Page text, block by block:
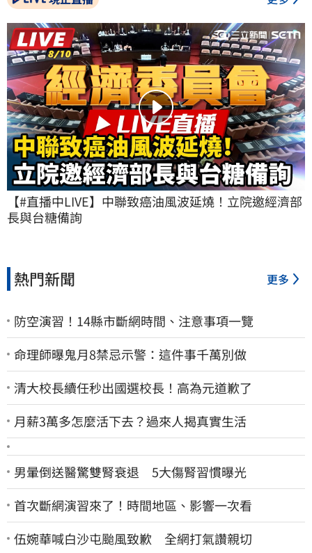
【#直播中LIVE】中聯致癌油風波延燒！立院邀經濟部
長與台糖備詢
熱門新聞 更多
防空演習！14縣市斷網時間、注意事項一覽
命理師曝鬼月8禁忌示警：這件事千萬別做
清大校長續任秒出國選校長！高為元道歉了
月薪3萬多怎麼活下去？過來人揭真實生活
男暈倒送醫驚雙腎衰退 5大傷腎習慣曝光
首次斷網演習來了！時間地區、影響一次看
伍婉華喊白沙屯颱風致歉 全網打氣讚親切